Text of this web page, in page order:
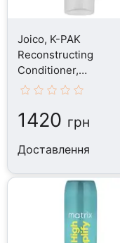
Joico, K-PAK
Reconstructing
Conditioner,
Кондиціонер, 250 мл
1420 грн
Доставлення